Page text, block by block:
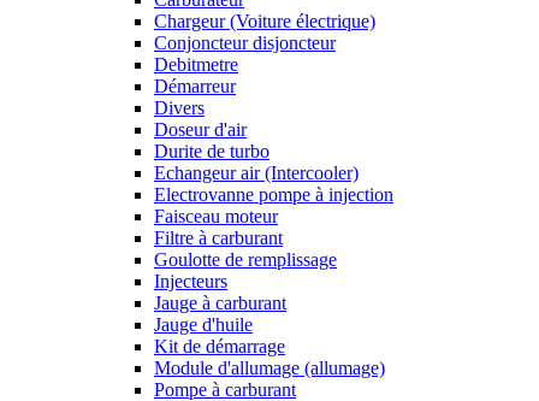
Chargeur (Voiture électrique)
Conjoncteur disjoncteur
Debitmetre
Démarreur
Divers
Doseur d'air
Durite de turbo
Echangeur air (Intercooler)
Electrovanne pompe à injection
Faisceau moteur
Filtre à carburant
Goulotte de remplissage
Injecteurs
Jauge à carburant
Jauge d'huile
Kit de démarrage
Module d'allumage (allumage)
Pompe à carburant